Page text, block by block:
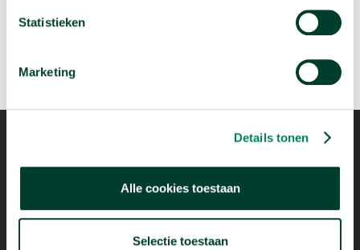
Statistieken
Marketing
Details tonen
Alle cookies toestaan
Selectie toestaan
Mogelijk dankzij